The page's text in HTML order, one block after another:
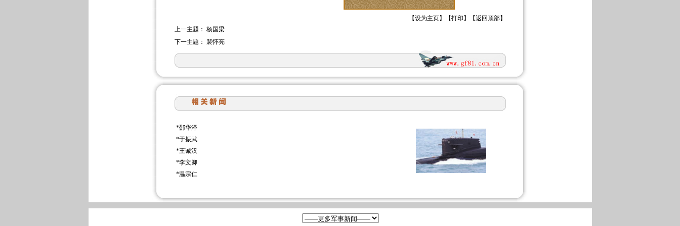
【设为主页】【打印 】【返回顶部】
上一主题： 杨国梁
下一主题：
裴怀亮
*邵华泽
*于振武
*王诚汉
*李文卿
*温宗仁